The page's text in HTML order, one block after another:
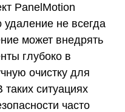
PanelMotion
удаление не всегда
может внедрять
глубоко в
очистку для
ситуациях
часто